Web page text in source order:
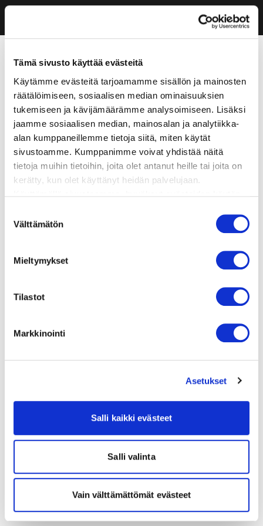
Tämä sivusto käyttää evästeitä
Käytämme evästeitä tarjoamamme sisällön ja mainosten
räätälöimiseen, sosiaalisen median ominaisuuksien
tukemiseen ja kävijämäärämme analysoimiseen. Lisäksi
jaamme sosiaalisen median, mainosalan ja analytiikka-
alan kumppaneillemme tietoja siitä, miten käytät
sivustoamme. Kumppanimme voivat yhdistää näitä
tietoja muihin tietoihin, joita olet antanut heille tai joita on
kerätty, kun olet käyttänyt heidän palvelujaan.
valinta
Välttämätön
Mieltymykset
Tilastot
Markkinointi
Asetukset
Salli kaikki evästeet
Salli valinta
Vain välttämättömät evästeet